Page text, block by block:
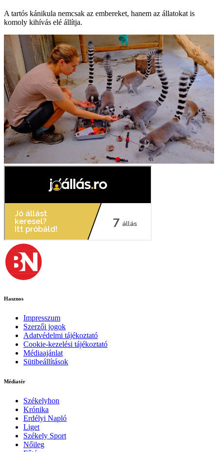
A tartós kánikula nemcsak az embereket, hanem az állatokat is
komoly kihívás elé állítja.
Hasznos
Impresszum
Szerzői jogok
Adatvédelmi tájékoztató
Cookie-kezelési tájékoztató
Médiaajánlat
Sütibeállítások
Médiatér
Székelyhon
Krónika
Erdélyi Napló
Liget
Székely Sport
Nőileg